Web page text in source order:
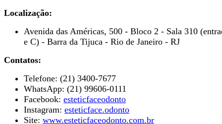
Localização:
Avenida das Américas, 500 - Bloco 2 - Sala 310
e C) - Barra da Tijuca - Rio de Janeiro - RJ
Contatos:
Telefone: (21) 3400-7677
WhatsApp: (21) 99606-0111
Facebook: esteticfaceodonto
Instagram: esteticface.odonto
Site: www.esteticfaceodonto.com.br